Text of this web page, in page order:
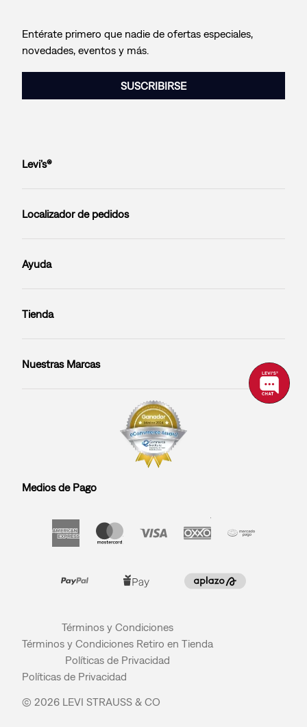
Entérate primero que nadie de ofertas especiales,
novedades, eventos y más.
SUSCRIBIRSE
Levi’s®
Localizador de pedidos
Ayuda
Tienda
Nuestras Marcas
Medios de Pago
Términos y Condiciones
Términos y Condiciones Retiro en Tienda
Políticas de Privacidad
Políticas de Privacidad
© 2026 LEVI STRAUSS & CO